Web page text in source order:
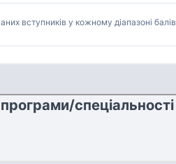
вступників у кожному діапазоні балів
програми/спеціальності